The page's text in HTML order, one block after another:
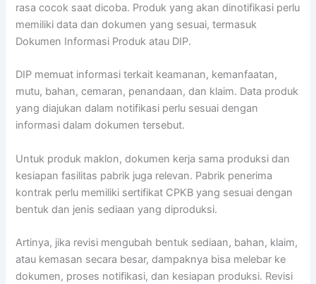
rasa cocok saat dicoba. Produk yang akan dinotifikasi perlu
memiliki data dan dokumen yang sesuai, termasuk
Dokumen Informasi Produk atau DIP.
DIP memuat informasi terkait keamanan, kemanfaatan,
mutu, bahan, cemaran, penandaan, dan klaim. Data produk
yang diajukan dalam notifikasi perlu sesuai dengan
informasi dalam dokumen tersebut.
Untuk produk maklon, dokumen kerja sama produksi dan
kesiapan fasilitas pabrik juga relevan. Pabrik penerima
kontrak perlu memiliki sertifikat CPKB yang sesuai dengan
bentuk dan jenis sediaan yang diproduksi.
Artinya, jika revisi mengubah bentuk sediaan, bahan, klaim,
atau kemasan secara besar, dampaknya bisa melebar ke
dokumen, proses notifikasi, dan kesiapan produksi. Revisi